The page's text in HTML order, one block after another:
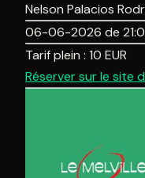
Nelson Palacios
06-06-2026 de
Tarif plein : 10 EUR
Réserver sur le site